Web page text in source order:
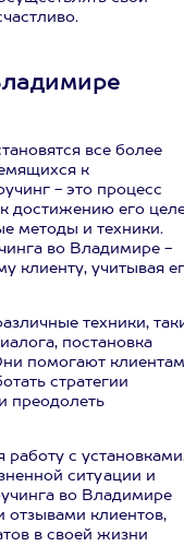
все более
к
- это процесс
достижению его
методы и техники.
во Владимире -
клиенту, учитывая
техники,
постановка
помогают клиентам
стратегии
преодолеть
работу с
ситуации и
во Владимире
клиентов,
в своей жизни